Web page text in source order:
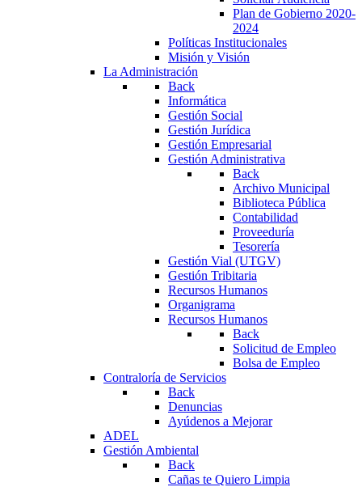
Plan de Gobierno 2020-
2024
Políticas Institucionales
Misión y Visión
La Administración
Back
Informática
Gestión Social
Gestión Jurídica
Gestión Empresarial
Gestión Administrativa
Back
Archivo Municipal
Biblioteca Pública
Contabilidad
Proveeduría
Tesorería
Gestión Vial (UTGV)
Gestión Tribitaria
Recursos Humanos
Organigrama
Recursos Humanos
Back
Solicitud de Empleo
Bolsa de Empleo
Contraloría de Servicios
Back
Denuncias
Ayúdenos a Mejorar
ADEL
Gestión Ambiental
Back
Cañas te Quiero Limpia